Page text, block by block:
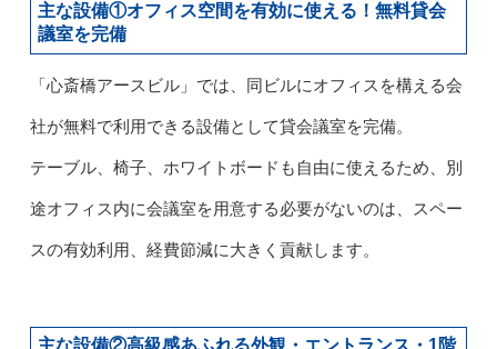
主な設備①オフィス空間を有効に使える！無料貸会
議室を完備
「心斎橋アースビル」では、同ビルにオフィスを構える会
社が無料で利用できる設備として貸会議室を完備。
テーブル、椅子、ホワイトボードも自由に使えるため、別
途オフィス内に会議室を用意する必要がないのは、スペー
スの有効利用、経費節減に大きく貢献します。